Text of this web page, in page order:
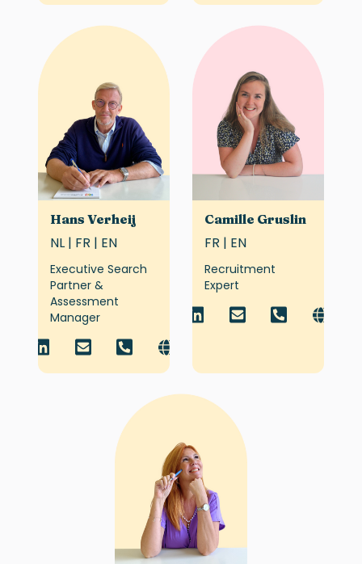
Hans Verheij
NL | FR | EN
Executive Search
Partner &
Assessment
Manager
Camille Gruslin
FR | EN
Recruitment
Expert